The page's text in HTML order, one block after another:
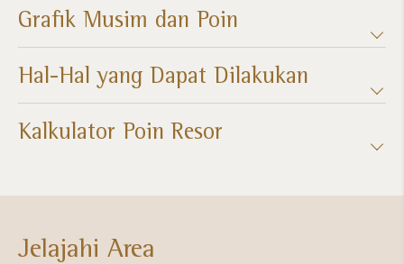
Grafik Musim dan Poin​
Hal-Hal yang Dapat Dilakukan
Kalkulator Poin Resor​
Jelajahi Area